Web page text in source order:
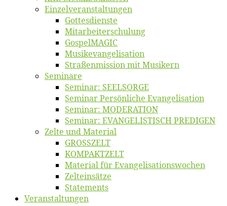
Einzelver­an­stal­tungen
Got­tes­diens­te
Mitarbeiter­schulung
Gos­pel­MA­GIC
Musikevan­ge­li­sa­tion
Straßenmis­sion mit Musikern
Se­mi­na­re
Se­mi­nar: SEELSORGE
Se­mi­nar Per­sön­li­che Evangelisation
Se­mi­nar: MODERATION
Se­mi­nar: EVANGELISTISCH PREDIGEN
Zel­te und Material
GROSSZELT
KOMPAKTZELT
Ma­te­ri­al für Evangelisationswochen
Zelt­ein­sät­ze
State­ments
Ver­an­stal­tun­gen